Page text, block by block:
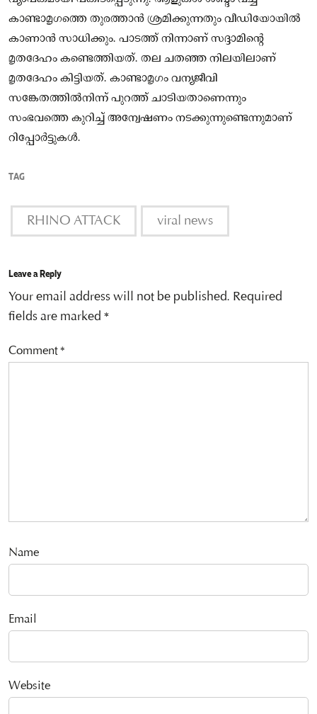
കാണ്ടാമൃഗത്തെ തുരത്താന്‍ ശ്രമിക്കുന്നതും വീഡിയോയിൽ
കാണാൻ സാധിക്കും. പാടത്ത് നിന്നാണ് സദ്ദാമിന്റെ
മൃതദേഹം കണ്ടെത്തിയത്. തല ചതഞ്ഞ നിലയിലാണ്
മൃതദേഹം കിട്ടിയത്. കാണ്ടാമൃഗം വന്യജീവി
സങ്കേതത്തില്‍നിന്ന് പുറത്ത് ചാടിയതാണെന്നും
സംഭവത്തെ കുറിച്ച്‌ അന്വേഷണം നടക്കുന്നുണ്ടെന്നുമാണ്
റിപ്പോർട്ടുകൾ.
TAG
RHINO ATTACK viral news
Leave a Reply
Your email address will not be published. Required
fields are marked *
Comment*
Name
Email
Website